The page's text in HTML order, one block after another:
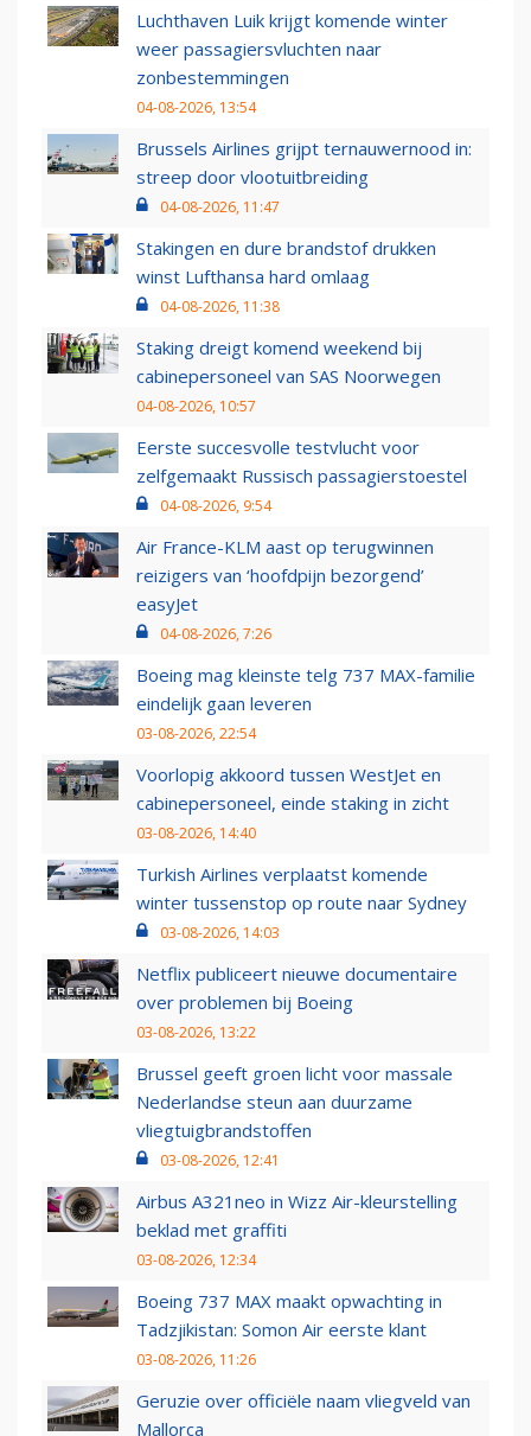
Luchthaven Luik krijgt komende winter
weer passagiersvluchten naar
zonbestemmingen
04-08-2026, 13:54
Brussels Airlines grijpt ternauwernood in:
streep door vlootuitbreiding
04-08-2026, 11:47
Stakingen en dure brandstof drukken
winst Lufthansa hard omlaag
04-08-2026, 11:38
Staking dreigt komend weekend bij
cabinepersoneel van SAS Noorwegen
04-08-2026, 10:57
Eerste succesvolle testvlucht voor
zelfgemaakt Russisch passagierstoestel
04-08-2026, 9:54
Air France-KLM aast op terugwinnen
reizigers van ‘hoofdpijn bezorgend’
easyJet
04-08-2026, 7:26
Boeing mag kleinste telg 737 MAX-familie
eindelijk gaan leveren
03-08-2026, 22:54
Voorlopig akkoord tussen WestJet en
cabinepersoneel, einde staking in zicht
03-08-2026, 14:40
Turkish Airlines verplaatst komende
winter tussenstop op route naar Sydney
03-08-2026, 14:03
Netflix publiceert nieuwe documentaire
over problemen bij Boeing
03-08-2026, 13:22
Brussel geeft groen licht voor massale
Nederlandse steun aan duurzame
vliegtuigbrandstoffen
03-08-2026, 12:41
Airbus A321neo in Wizz Air-kleurstelling
beklad met graffiti
03-08-2026, 12:34
Boeing 737 MAX maakt opwachting in
Tadzjikistan: Somon Air eerste klant
03-08-2026, 11:26
Geruzie over officiële naam vliegveld van
Mallorca